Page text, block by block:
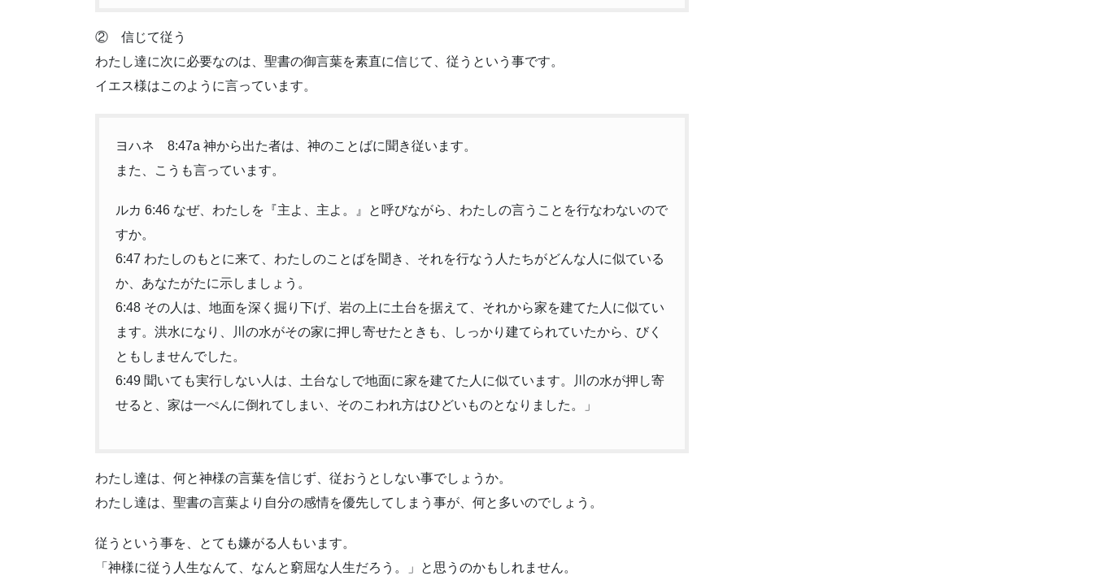
② 信じて従う
わたし達に次に必要なのは、聖書の御言葉を素直に信じて、従うという事です。
イエス様はこのように言っています。
ヨハネ 8:47a 神から出た者は、神のことばに聞き従います。
また、こうも言っています。
ルカ 6:46 なぜ、わたしを『主よ、主よ。』と呼びながら、わたしの言うことを行なわないので
すか。
6:47 わたしのもとに来て、わたしのことばを聞き、それを行なう人たちがどんな人に似ている
か、あなたがたに示しましょう。
6:48 その人は、地面を深く掘り下げ、岩の上に土台を据えて、それから家を建てた人に似てい
ます。洪水になり、川の水がその家に押し寄せたときも、しっかり建てられていたから、びく
ともしませんでした。
6:49 聞いても実行しない人は、土台なしで地面に家を建てた人に似ています。川の水が押し寄
せると、家は一ぺんに倒れてしまい、そのこわれ方はひどいものとなりました。」
わたし達は、何と神様の言葉を信じず、従おうとしない事でしょうか。
わたし達は、聖書の言葉より自分の感情を優先してしまう事が、何と多いのでしょう。
従うという事を、とても嫌がる人もいます。
「神様に従う人生なんて、なんと窮屈な人生だろう。」と思うのかもしれません。